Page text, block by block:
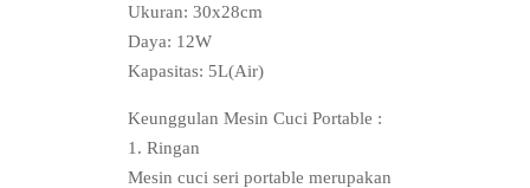
Ukuran: 30x28cm
Daya: 12W
Kapasitas: 5L(Air)
Keunggulan Mesin Cuci Portable :
1. Ringan
Mesin cuci seri portable merupakan